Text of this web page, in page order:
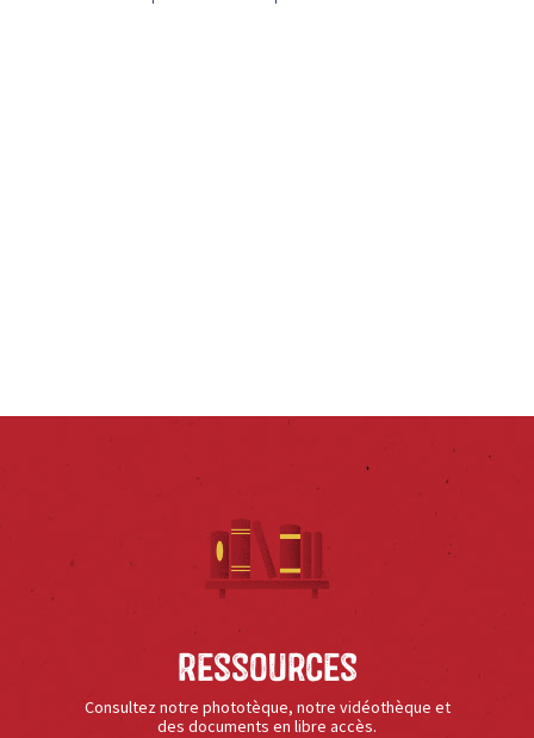
Ressources
Consultez notre phototèque, notre vidéothèque et
des documents en libre accès.